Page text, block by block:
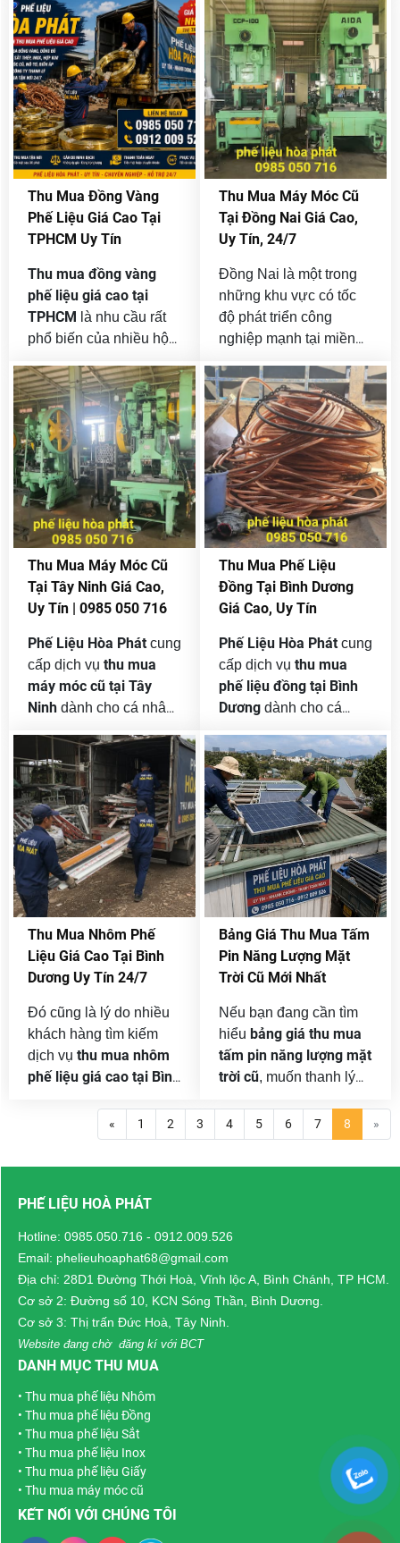
nhỏ đến lớn không giới
hạn của công ty và
doanh nghiệp bán
thanh lý.
cần bán nhưng chưa
tìm được đơn vị thu
mua uy tín? Phế Liệu
Hòa Phát là đơn vị
chuyên thu mua máy
tính cũ giá cao tại
TPHCMvới quy trình
nhanh gọn, định giá
minh bạch và hỗ trợ thu
mua tận nơi trên toàn
thành phố.
Thu Mua Đồng Vàng
Phế Liệu Giá Cao Tại
TPHCM Uy Tín
Thu mua đồng vàng
phế liệu giá cao tại
TPHCM là nhu cầu rất
phổ biến của nhiều hộ
công trình xây dựng,
nhà máy sản xuất, cửa
hàng điện nước và các
đơn vị thanh lý vật tư
cũ. Đồng vàng tuy
không có giá trị cao
bằng đồng đỏ nhưng lại
là loại phế liệu kim loại
màu được thu mua liên
tục vì có khả năng tái
chế tốt, ứng dụng rộng
và luôn có đầu ra ổn
định.
Thu Mua Máy Móc Cũ
Tại Đồng Nai Giá Cao,
Uy Tín, 24/7
Đồng Nai là một trong
những khu vực có tốc
độ phát triển công
nghiệp mạnh tại miền
xưởng sản xuất, công ty
cơ khí, xí nghiệp chế
biến, kho bãi và khu
công nghiệp hoạt động
liên tục mỗi ngày. Chính
vì vậy, sau một thời gian
sử dụng, nhu cầuthanh
lý máy móc cũ, dây
chuyền sản xuất cũ,
thiết bị nhà xưởng hư
hỏng hoặc không còn
phù hợp ngày càng
tăng cao.
Thu Mua Máy Móc Cũ
Tại Tây Ninh Giá Cao,
Uy Tín | 0985 050 716
Phế Liệu Hòa Phát cung
cấp dịch vụ thu mua
máy móc cũ tại Tây
Ninh dành cho cá nhân,
máy và doanh nghiệp
trong các khu công
nghiệp. Chúng tôi nhận
mua từ một thiết bị riêng
lẻ đến nguyên lô máy
sản xuất, dây chuyền
công nghiệp hoặc toàn
bộ tài sản cần thanh lý
khi chuyển địa điểm,
thay đổi công nghệ, thu
hẹp quy mô hay giải thể
nhà xưởng.
Thu Mua Phế Liệu
Đồng Tại Bình Dương
Giá Cao, Uy Tín
Phế Liệu Hòa Phát cung
cấp dịch vụ thu mua
phế liệu đồng tại Bình
Dương dành cho cá
hàng, nhà xưởng, công
ty và doanh nghiệp.
Chúng tôi nhận thu mua
từ số lượng nhỏ đến
những lô đồng công
nghiệp số lượng lớn, hỗ
trợ khảo sát tận nơi,
báo giá theo từng
chủng loại và tổ chức
vận chuyển nhanh
chóng.
Thu Mua Nhôm Phế
Liệu Giá Cao Tại Bình
Dương Uy Tín 24/7
Đó cũng là lý do nhiều
khách hàng tìm kiếm
dịch vụ thu mua nhôm
phế liệu giá cao tại Bình
định thanh lý. Việc tham
khảo thông tin về chủng
trình thu mua sẽ giúp
dịch, đồng thời tối ưu
giá trị của lượng phế
liệu đang có.
Bảng Giá Thu Mua Tấm
Pin Năng Lượng Mặt
Trời Cũ Mới Nhất
Nếu bạn đang cần tìm
hiểu bảng giá thu mua
tấm pin năng lượng mặt
trời cũ, muốn thanh lý
áp mái, hệ thống tại nhà
xưởng hoặc công trình
« 1 2 3 4 5 6 7 8 »
PHẾ LIỆU HOÀ PHÁT
Hotline: 0985.050.716 - 0912.009.526
Email: phelieuhoaphat68@gmail.com
Địa chỉ: 28D1 Đường Thới Hoà, Vĩnh lộc A, Bình Chánh, TP HCM.
Cơ sở 2: Đường số 10, KCN Sóng Thần, Bình Dương.
Cơ sở 3: Thị trấn Đức Hoà, Tây Ninh.
Website đang chờ đăng kí với BCT
DANH MỤC THU MUA
• Thu mua phế liệu Nhôm
• Thu mua phế liệu Đồng
• Thu mua phế liệu Sắt
• Thu mua phế liệu Inox
• Thu mua phế liệu Giấy
• Thu mua máy móc cũ
KẾT NỐI VỚI CHÚNG TÔI